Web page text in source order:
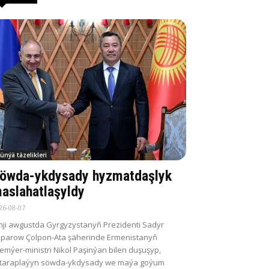
täzelikleri
ykdysady hyzmatdaşlyk
08-07
awgustda Gyrgyzystanyň Prezidenti Sadyr
Çolpon-Ata şäherinde Ermenistanyň
ministri Nikol Paşinýan bilen duşuşyp,
söwda-ykdysady we maýa goýum